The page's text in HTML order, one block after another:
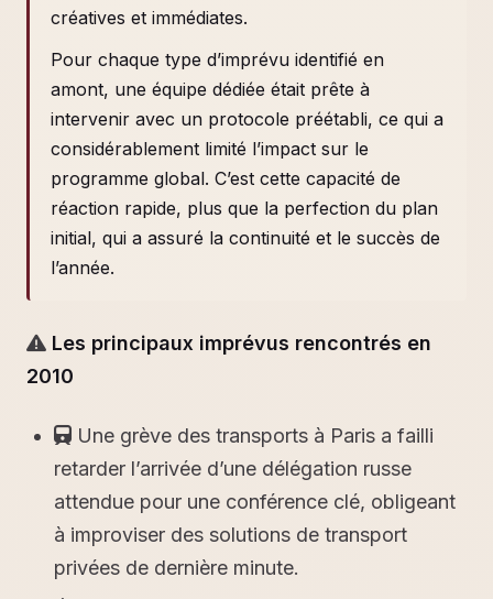
créatives et immédiates.
Pour chaque type d’imprévu identifié en
amont, une équipe dédiée était prête à
intervenir avec un protocole préétabli, ce qui a
considérablement limité l’impact sur le
programme global. C’est cette capacité de
réaction rapide, plus que la perfection du plan
initial, qui a assuré la continuité et le succès de
l’année.
Les principaux imprévus rencontrés en
2010
Une grève des transports à Paris a failli
retarder l’arrivée d’une délégation russe
attendue pour une conférence clé, obligeant
à improviser des solutions de transport
privées de dernière minute.